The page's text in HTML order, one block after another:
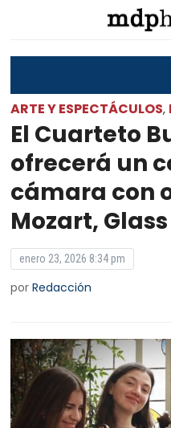
ARTE Y ESPECTÁCULOS,
El Cuarteto
ofrecerá un
cámara con
Mozart,
enero 23, 2026 8:34 pm
porRedacción